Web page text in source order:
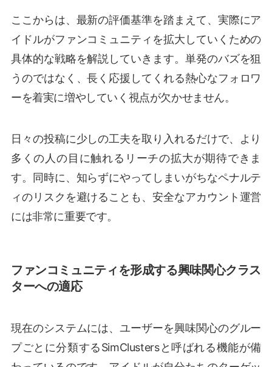
ここからは、最新の評価基準を踏まえて、実際にア
イドルがファンコミュニティを拡大していくための
具体的な戦略を解説していきます。単発のバズを狙
うのではなく、長く応援してくれる熱心なフォロワ
ーを着実に増やしていく視点が欠かせません。
日々の投稿に少しの工夫を取り入れるだけで、より
多くの人の目に触れるリーチの拡大が期待できま
す。同時に、知らずにやってしまいがちなペナルテ
ィのリスクを避けることも、安全なアカウント運営
には非常に重要です。
ファンコミュニティを形成する興味関心クラス
ターへの適応
現在のシステムには、ユーザーを興味関心のグルー
プごとに分類するSimClustersと呼ばれる機能が備